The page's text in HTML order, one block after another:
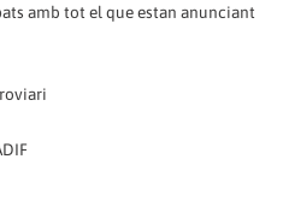
amb tot el que estan anunciant